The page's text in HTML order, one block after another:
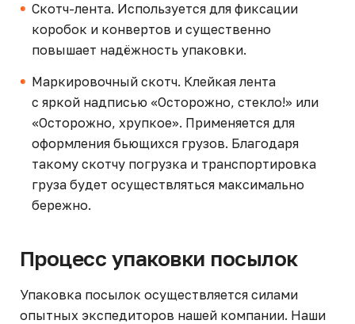
Скотч-лента. Используется для фиксации
коробок и конвертов и существенно
повышает надёжность упаковки.
Маркировочный скотч. Клейкая лента
с яркой надписью «Осторожно, стекло!» или
«Осторожно, хрупкое». Применяется для
оформления бьющихся грузов. Благодаря
такому скотчу погрузка и транспортировка
груза будет осуществляться максимально
бережно.
Процесс упаковки посылок
Упаковка посылок осуществляется силами
опытных экспедиторов нашей компании. Наши